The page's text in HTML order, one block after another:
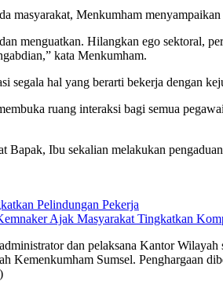
masyarakat, Menkumham
menguatkan. Hilangkan ego sektoral,
kata Menkumham.
segala hal yang berarti bekerja dengan
ruang interaksi bagi semua
Bapak, Ibu sekalian melakukan
Pelindungan Pekerja
Ajak Masyarakat Tingkatkan
dan pelaksana Kantor
Kemenkumham Sumsel. Penghargaan